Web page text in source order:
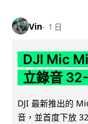
Vin 1 日
DJI Mic
立錄音
DJI 最新推出的
音，並首度下放